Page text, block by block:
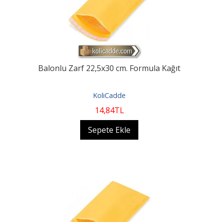
Balonlu Zarf 22,5x30 cm. Formula Kağıt
KoliCadde
14,84TL
Sepete Ekle